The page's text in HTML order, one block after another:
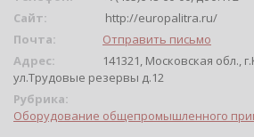
Сайт:
http://europalitra.ru/
Почта:
Отправить письмо
Адрес:
141321, Московская обл.,
ул.Трудовые резервы д.12
Рубрика:
Оборудование общепромышленного